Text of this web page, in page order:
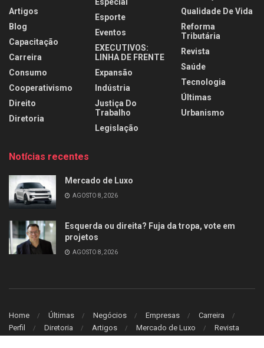
Artigos
Blog
Capacitação
Carreira
Consumo
Cooperativismo
Direito
Diretoria
Esporte
Eventos
EXECUTIVOS:
LINHA DE FRENTE
Expansão
Indústria
Justiça Do
Trabalho
Legislação
Qualidade De Vida
Reforma
Tributária
Revista
Saúde
Tecnologia
Últimas
Urbanismo
Notícias recentes
Mercado de Luxo
AGOSTO 8, 2026
Esquerda ou direita? Fuja da tropa, vote em
projetos
AGOSTO 8, 2026
Home Últimas Negócios Empresas
Carreira
Perfil
Diretoria Artigos Mercado de Luxo Revista